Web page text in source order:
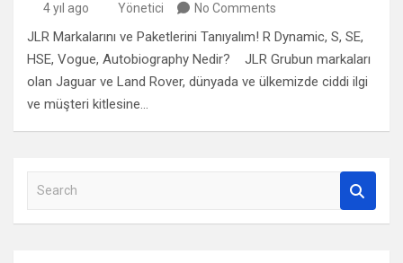
4 yıl ago Yönetici No Comments
JLR Markalarını ve Paketlerini Tanıyalım! R Dynamic, S, SE,
HSE, Vogue, Autobiography Nedir? JLR Grubun markaları
olan Jaguar ve Land Rover, dünyada ve ülkemizde ciddi ilgi
ve müşteri kitlesine…
a